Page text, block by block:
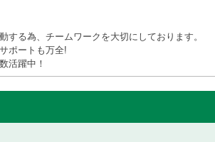
する為、チームワークを大切にしております。
ポートも万全!
活躍中！